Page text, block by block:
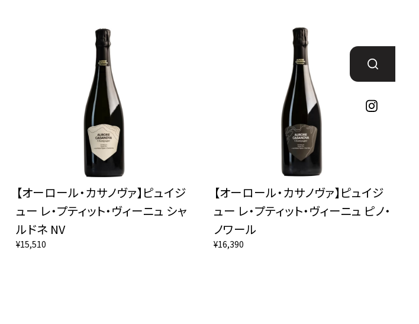
【オーロール・カサノヴァ】ピュイジ
ュー レ・プティット・ヴィーニュ シャ
ルドネ NV
¥15,510
【オーロール・カサノヴァ】ピュイジ
ュー レ・プティット・ヴィーニュ ピノ・
ノワール
¥16,390